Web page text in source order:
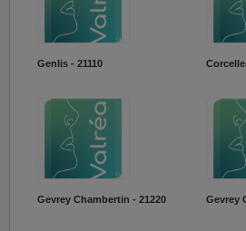
Genlis - 21110
Gevrey Chambertin - 21220 Gevrey